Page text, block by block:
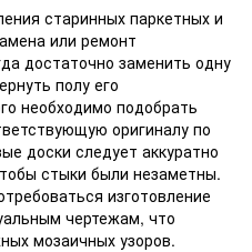
старинных паркетных и
или ремонт
достаточно заменить одну
полу его
необходимо подобрать
оригиналу по
доски следует аккуратно
стыки были незаметны.
изготовление
чертежам, что
мозаичных узоров.